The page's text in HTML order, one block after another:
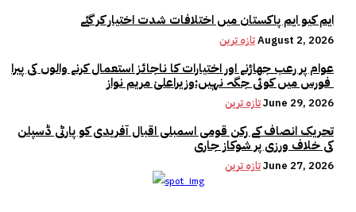
ایم کیو ایم پاکستان میں اختلافات شدت اختیار کر گئے
تازہ ترینAugust 2, 2026
عوام پر رعب جھاڑنے اور اختیارات کا ناجائز استعمال کرنے والوں کی پیرا
تازہ ترینJune 29, 2026
تحریک انصاف کے رکن قومی اسمبلی اقبال آفریدی کو پارٹی ڈسپلن
کی خلاف ورزی پر شوکاز جاری
تازہ ترینJune 27, 2026